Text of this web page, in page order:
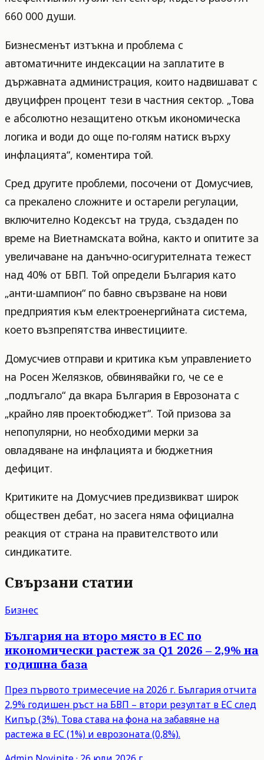
660 000 души.
Бизнесменът изтъкна и проблема с
автоматичните индексации на заплатите в
държавната администрация, които надвишават с
двуцифрен процент тези в частния сектор. „Това
е абсолютно незащитено откъм икономическа
логика и води до още по-голям натиск върху
инфлацията“, коментира той.
Сред другите проблеми, посочени от Домусчиев,
са прекалено сложните и остарели регулации,
включително Кодексът на труда, създаден по
време на Виетнамската война, както и опитите за
увеличаване на данъчно-осигурителната тежест
над 40% от БВП. Той определи България като
„анти-шампион“ по бавно свързване на нови
предприятия към електроенергийната система,
което възпрепятства инвестициите.
Домусчиев отправи и критика към управлението
на Росен Желязков, обвинявайки го, че се е
„подлъгало“ да вкара България в Еврозоната с
„крайно ляв проектобюджет“. Той призова за
непопулярни, но необходими мерки за
овладяване на инфлацията и бюджетния
дефицит.
Критиките на Домусчиев предизвикват широк
обществен дебат, но засега няма официална
реакция от страна на правителството или
синдикатите.
Свързани статии
Бизнес
България на второ място в ЕС по
икономически растеж за Q1 2026 – 2,9% на
годишна база
През първото тримесечие на 2026 г. България отчита
2,9% годишен ръст на БВП – втори резултат в ЕС след
Кипър (3%). Това става на фона на забавяне на
растежа в ЕС (1%) и еврозоната (0,8%).